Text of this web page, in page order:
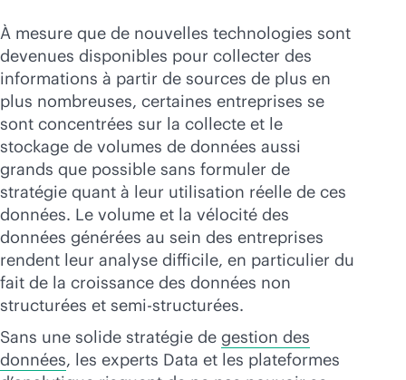
À mesure que de nouvelles technologies sont
devenues disponibles pour collecter des
informations à partir de sources de plus en
plus nombreuses, certaines entreprises se
sont concentrées sur la collecte et le
stockage de volumes de données aussi
grands que possible sans formuler de
stratégie quant à leur utilisation réelle de ces
données. Le volume et la vélocité des
données générées au sein des entreprises
rendent leur analyse difficile, en particulier du
fait de la croissance des données non
structurées et semi-structurées.
Sans une solide stratégie de gestion des
données, les experts Data et les plateformes